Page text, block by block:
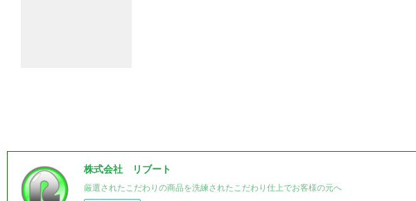
株式会社 リブート
厳選されたこだわりの商品を洗練されたこだわり仕上でお客様の元へ